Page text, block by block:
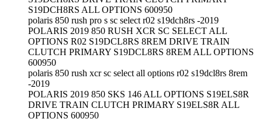
S19DCH8RS ALL OPTIONS 600950
polaris 850 rush pro s sc select r02 s19dch8rs -2019
POLARIS 2019 850 RUSH XCR SC SELECT ALL
OPTIONS R02 S19DCL8RS 8REM DRIVE TRAIN
CLUTCH PRIMARY S19DCL8RS 8REM ALL OPTIONS
600950
polaris 850 rush xcr sc select all options r02 s19dcl8rs 8rem
-2019
POLARIS 2019 850 SKS 146 ALL OPTIONS S19ELS8R
DRIVE TRAIN CLUTCH PRIMARY S19ELS8R ALL
OPTIONS 600950